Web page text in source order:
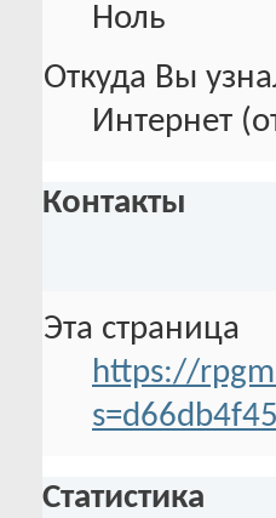
Ноль
Откуда Вы
Интернет
Контакты
Эта страница
https://
Статистика